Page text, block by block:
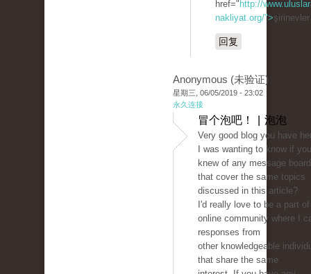
href=" http://
nakliyat.org/">
回复
Anonymous (未验证)
星期三, 06/05/2019 - 23:02
永久连接
冒个泡吧！ | 泡泡
Very good blog you have
I was wanting to know if you
knew of any message
that cover the same topics
discussed in this article?
I'd really love to be a part of
online community where I
responses from
other knowledgeable
that share the same